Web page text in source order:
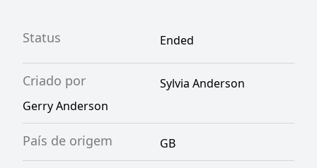
Status Ended
Criado por
Sylvia Anderson
Gerry Anderson
País de origem GB